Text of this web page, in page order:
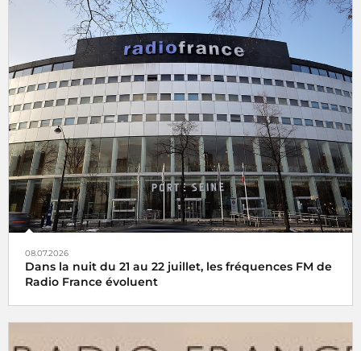
08.07.2026
Dans la nuit du 21 au 22 juillet, les fréquences FM de
Radio France évoluent